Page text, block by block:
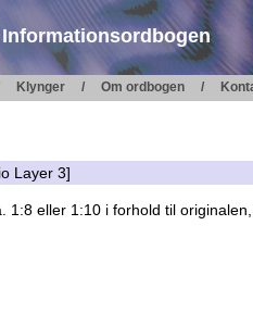
Klynger Om ordbogen
Layer 3]
1:8 eller 1:10 i forhold til